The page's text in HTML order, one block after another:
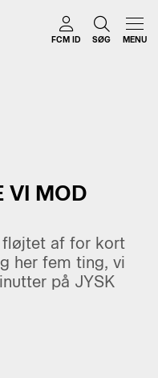
FCM ID SØG MENU
VI MOD
af for kort
her fem ting, vi
på JYSK